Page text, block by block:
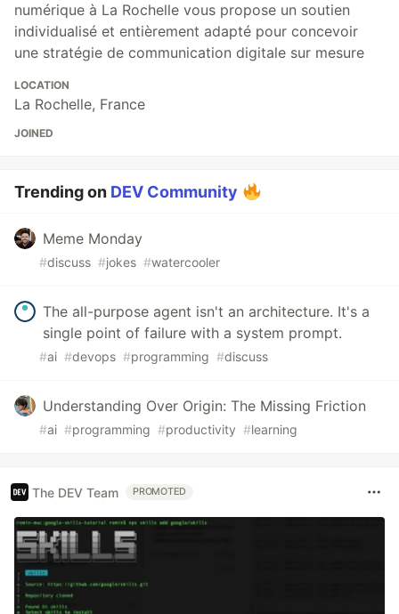
numérique à La Rochelle vous propose un soutien
individualisé et entièrement adapté pour concevoir
une stratégie de communication digitale sur mesure
LOCATION
La Rochelle, France
JOINED
Trending on DEV Community
Meme Monday
#discuss #jokes #watercooler
The all-purpose agent isn't an architecture. It's a
single point of failure with a system prompt.
#ai #devops #programming #discuss
Understanding Over Origin: The Missing Friction
#ai #programming #productivity #learning
The DEV Team PROMOTED